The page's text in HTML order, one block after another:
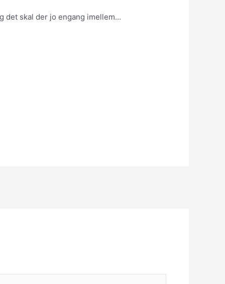
det skal der jo engang imellem…